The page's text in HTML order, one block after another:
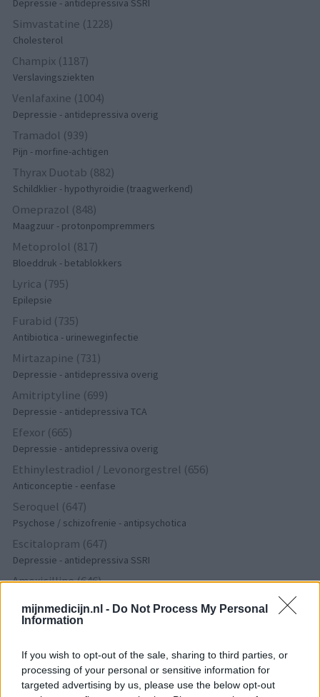
mijnmedicijn.nl - Do Not Process My Personal
Information
If you wish to opt-out of the sale, sharing to third parties, or
processing of your personal or sensitive information for
targeted advertising by us, please use the below opt-out
Depressie - antidepressiva SSRI
Simvastatine (1228)
Cholesterol
Champix (1187)
Verslavingsziekten
Venlafaxine (1004)
Depressie - antidepressiva overig
Tramadol (939)
Pijn - morfine-achtigen
Thyrax Duotab (882)
Schildklier - hypothyroidie (traagwerkend)
Omeprazol (848)
Maagzuur - protonpompremmers
Metoprolol (817)
Bloeddruk - betablokkers
Lyrica (795)
Epilepsie
Furabid (735)
Antibiotica - urineweginfectie
Mirtazapine (731)
Depressie - antidepressiva overig
Amitriptyline (699)
Depressie - antidepressiva TCA
Efexor (665)
Depressie - antidepressiva overig
Ethinylestradiol / Levonorgestrel (656)
Anticonceptie - eenfase
Seroquel (647)
Psychose / schizofrenie - antipsychotica
Escitalopram (647)
Depressie - antidepressiva SSRI
Amoxicilline (646)
Wellbutrin XR (646)
Metformine (620)
Diabetes (suikerziekte) - orale middelen
Implanon (hormoonimplantaat) (584)